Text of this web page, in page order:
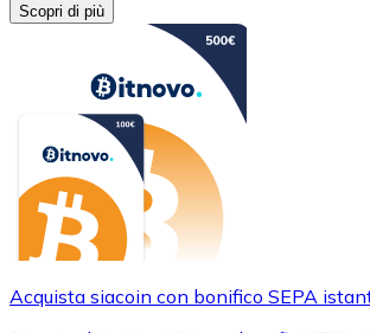
Scopri di più
Acquista siacoin con bonifico SEPA